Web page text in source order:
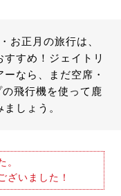
お正月の旅行は、
すめ！ジェイトリ
なら、まだ空席・
飛行機を使って鹿
しょう。
。
ざいました！